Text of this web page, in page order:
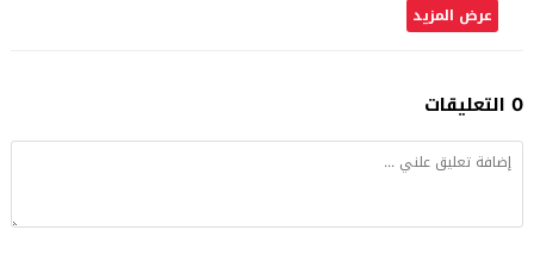
عرض المزيد
0 التعليقات